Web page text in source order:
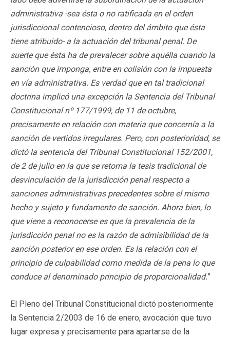
administrativa -sea ésta o no ratificada en el orden
jurisdiccional contencioso, dentro del ámbito que ésta
tiene atribuido- a la actuación del tribunal penal. De
suerte que ésta ha de prevalecer sobre aquélla cuando la
sanción que imponga, entre en colisión con la impuesta
en vía administrativa. Es verdad que en tal tradicional
doctrina implicó una excepción la Sentencia del Tribunal
Constitucional nº 177/1999, de 11 de octubre,
precisamente en relación con materia que concernía a la
sanción de vertidos irregulares. Pero, con posterioridad, se
dictó la sentencia del Tribunal Constitucional 152/2001,
de 2 de julio en la que se retoma la tesis tradicional de
desvinculación de la jurisdicción penal respecto a
sanciones administrativas precedentes sobre el mismo
hecho y sujeto y fundamento de sanción. Ahora bien, lo
que viene a reconocerse es que la prevalencia de la
jurisdicción penal no es la razón de admisibilidad de la
sanción posterior en ese orden. Es la relación con el
principio de culpabilidad como medida de la pena lo que
conduce al denominado principio de proporcionalidad.”
El Pleno del Tribunal Constitucional dictó posteriormente
la Sentencia 2/2003 de 16 de enero, avocación que tuvo
lugar expresa y precisamente para apartarse de la